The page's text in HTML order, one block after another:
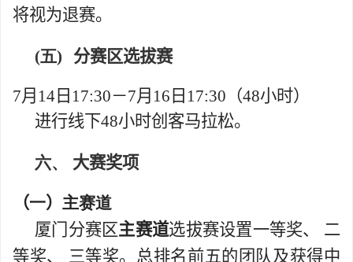
将视为退赛。
(五) 分赛区选拔赛
7月 14 日 17:30－7月 16 日 17:30 （48小时）
进行线下48小时创客马拉松。
六、 大赛奖项
（一） 主赛道
厦门分赛区主赛道选拔赛设置一等奖、 二
等奖、 三等奖。总排名前五的团队及获得中